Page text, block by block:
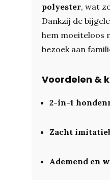
polyester, wat
Dankzij de
hem moeiteloos
bezoek aan
Voordelen &
2-in-1
Zacht
Ademend en